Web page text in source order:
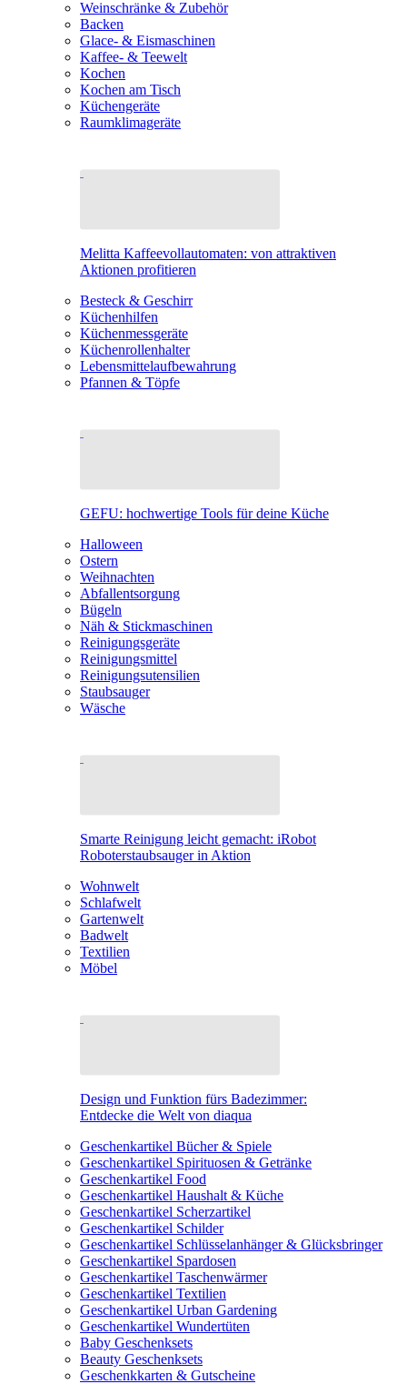
Weinschränke & Zubehör
Backen
Glace- & Eismaschinen
Kaffee- & Teewelt
Kochen
Kochen am Tisch
Küchengeräte
Raumklimageräte
Melitta Kaffeevollautomaten: von attraktiven
Aktionen profitieren
Besteck & Geschirr
Küchenhilfen
Küchenmessgeräte
Küchenrollenhalter
Lebensmittelaufbewahrung
Pfannen & Töpfe
GEFU: hochwertige Tools für deine Küche
Halloween
Ostern
Weihnachten
Abfallentsorgung
Bügeln
Näh & Stickmaschinen
Reinigungsgeräte
Reinigungsmittel
Reinigungsutensilien
Staubsauger
Wäsche
Smarte Reinigung leicht gemacht: iRobot
Roboterstaubsauger in Aktion
Wohnwelt
Schlafwelt
Gartenwelt
Badwelt
Textilien
Möbel
Design und Funktion fürs Badezimmer:
Entdecke die Welt von diaqua
Geschenkartikel Bücher & Spiele
Geschenkartikel Spirituosen & Getränke
Geschenkartikel Food
Geschenkartikel Haushalt & Küche
Geschenkartikel Scherzartikel
Geschenkartikel Schilder
Geschenkartikel Schlüsselanhänger & Glücksbringer
Geschenkartikel Spardosen
Geschenkartikel Taschenwärmer
Geschenkartikel Textilien
Geschenkartikel Urban Gardening
Geschenkartikel Wundertüten
Baby Geschenksets
Beauty Geschenksets
Geschenkkarten & Gutscheine